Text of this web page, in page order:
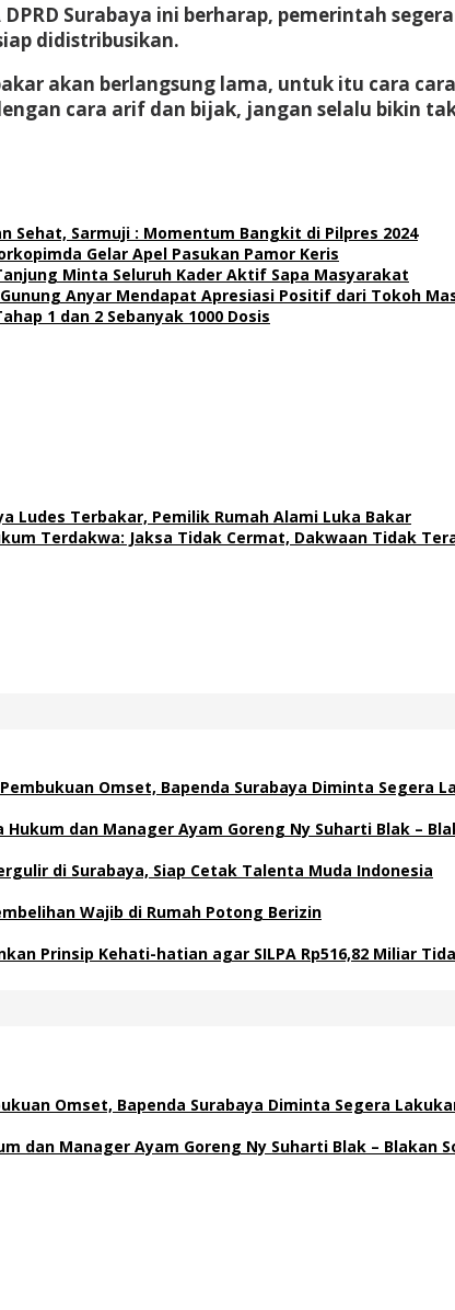
Surabaya ini berharap, pemerintah
didistribusikan.
akan berlangsung lama, untuk itu cara
cara arif dan bijak, jangan selalu bikin
Sehat, Sarmuji : Momentum Bangkit di Pilpres 2024
Gelar Apel Pasukan Pamor Keris
Minta Seluruh Kader Aktif Sapa Masyarakat
Gunung Anyar Mendapat Apresiasi Positif dari Tokoh
1 dan 2 Sebanyak 1000 Dosis
Ludes Terbakar, Pemilik Rumah Alami Luka Bakar
Terdakwa: Jaksa Tidak Cermat, Dakwaan Tidak
Omset, Bapenda Surabaya Diminta Segera
Hukum dan Manager Ayam Goreng Ny Suharti Blak –
di Surabaya, Siap Cetak Talenta Muda Indonesia
Wajib di Rumah Potong Berizin
Prinsip Kehati-hatian agar SILPA Rp516,82 Miliar
Omset, Bapenda Surabaya Diminta Segera
dan Manager Ayam Goreng Ny Suharti Blak – Blakan